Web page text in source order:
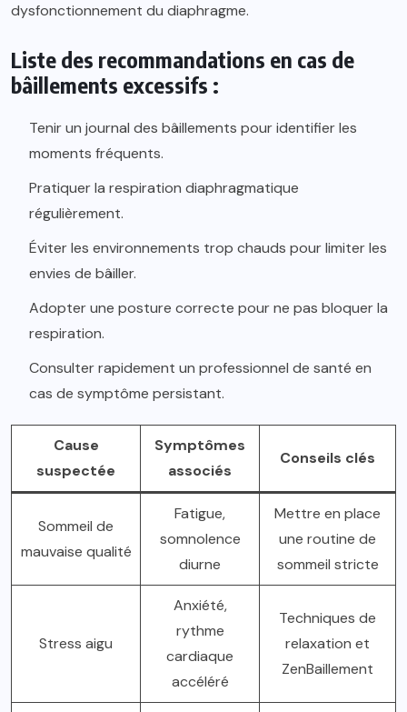
dysfonctionnement du diaphragme.
Liste des recommandations en cas de
bâillements excessifs :
Tenir un journal des bâillements pour identifier les
moments fréquents.
Pratiquer la respiration diaphragmatique
régulièrement.
Éviter les environnements trop chauds pour limiter les
envies de bâiller.
Adopter une posture correcte pour ne pas bloquer la
respiration.
Consulter rapidement un professionnel de santé en
cas de symptôme persistant.
Cause
suspectée
Symptômes
associés
Conseils clés
Sommeil de
mauvaise qualité
Fatigue,
somnolence
diurne
Mettre en place
une routine de
sommeil stricte
Stress aigu
Anxiété,
rythme
cardiaque
accéléré
Techniques de
relaxation et
ZenBaillement